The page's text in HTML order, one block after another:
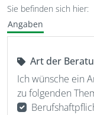
Sie befinden sich hier:
Angaben
Art der
Ich wünsche ein
zu folgenden